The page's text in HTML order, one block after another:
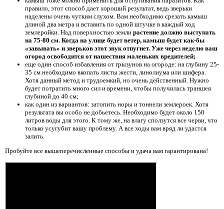
правило, этот способ дает хороший результат, ведь зверьки
наделены очень чутким слухом. Вам необходимо срезать камыш
длиной два метра и вставить по одной штучке в каждый ход
землеройки. Над поверхностью земли растение должно выступать
на 75-80 см. Когда на улице будет ветер, камыш будет как-бы
«завывать» и зверьков этот звук отпугнет. Уже через неделю ваш
огород освободится от нашествия маленьких вредителей;
еще один способ избавления от грызунов на огороде: на глубину 25-
35 см необходимо вкопать листы жести, линолиума или шифера.
Хотя данный метод и трудоемкий, но очень действенный. Нужно
будет потратить много сил и времени, чтобы получилась траншея
глубиной до 40 см;
как один из вариантов: затопить норы и тоннели землероек. Хотя
результата вы особо не добьетесь. Необходимо будет около 150
литров воды для этого. К тому же, на влагу сползутся все черви, что
только усугубит вашу проблему. А все ходы вам вряд ли удастся
залить.
Пробуйте все вышеперечисленные способы и удача вам гарантирована!